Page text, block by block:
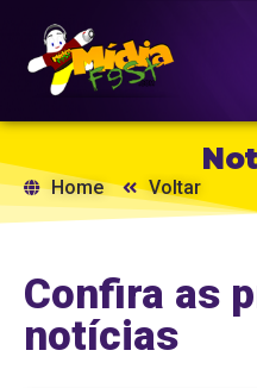
Home Voltar
Confira as
notícias